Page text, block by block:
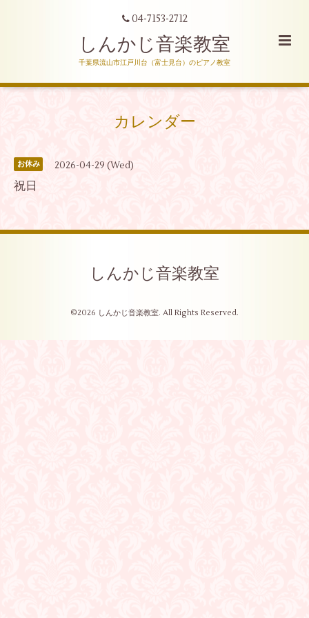
04-7153-2712
しんかじ音楽教室
千葉県流山市江戸川台（富士見台）のピアノ教室
カレンダー
お休み 2026-04-29 (Wed)
祝日
しんかじ音楽教室
©2026 しんかじ音楽教室. All Rights Reserved.